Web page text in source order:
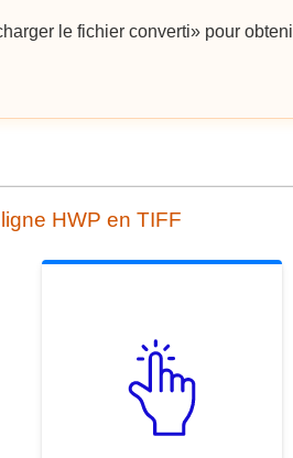
le fichier converti» pour
HWP en TIFF